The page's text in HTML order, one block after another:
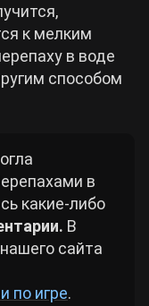
к мелким
в воде
способом
в
какие-либо
В
сайта
по игре.